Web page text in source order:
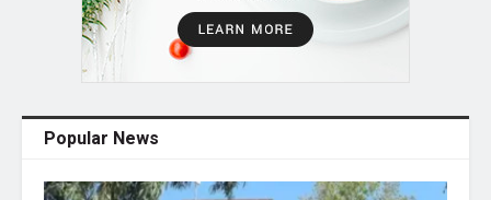
Popular News